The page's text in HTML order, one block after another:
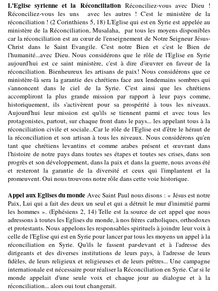
L’Eglise syrienne et la Réconciliation Réconciliez-vous avec Dieu !
Réconciliez-vous les uns avec les autres ! C'est le ministère de la
réconciliation ! (2 Corinthiens 5, 18) L'Eglise qui est en Syrie est appelée au
ministère de la Réconciliation, Musalaha, par tous les moyens disponibles
car la réconciliation est au cœur de l'enseignement de Notre Seigneur Jésus-
Christ dans le Saint Evangile. C'est notre Bien et c'est le Bien de
l'humanité...avec Dieu. Nous considérons que le rôle de l'Eglise en Syrie
aujourd'hui est ce saint ministère, c'est à dire d'œuvrer en faveur de la
réconciliation. Bienheureux les artisans de paix! Nous considérons que ce
ministère-là sera la garantie des chrétiens face aux lendemains sombres qui
s'annoncent dans le ciel de la Syrie. C'est ainsi que les chrétiens
accompliront la plus grande mission par rapport à leur pays comme,
historiquement, ils s'activèrent pour sa prospérité à tous les niveaux.
Aujourd'hui leur mission est qu'ils se tiennent parmi et avec tous les
protagonistes, partout, sur chaque front dans le pays... les appelant tous à la
réconciliation civile et sociale...Car le rôle de l'Eglise est d'être le héraut de
la réconciliation et son artisan à tous les niveaux. Nous considérons qu'en
tant que chrétiens levantins et comme arabes présent et œuvrant dans
l'histoire de notre pays dans toutes ses étapes et toutes ses crises, dans son
progrès et son développement, dans la paix et dans la guerre, nous avons été
et resteront la garantie de la diversité et ceux qui l'implantent et la
promeuvent. Oui nous trouvons notre rôle dans cette voie historique.
Appel aux Eglises du monde Avec Saint Paul nous disons : « Jésus est notre
Paix, Lui qui a fait des deux un seul et qui a détruit le mur d'inimitié parmi
les hommes ». (Ephésiens 2, 14) Telle est la source de cet appel que nous
adressons à toutes les Eglises du monde, à nos frères catholiques, orthodoxes
et protestants. Nous appelons les responsables spirituels à joindre leur voix à
celle de l'Eglise qui est en Syrie pour lancer par tous les moyens un appel à la
réconciliation en Syrie. Qu'ils le fassent par-devant et à l'adresse des
dirigeants et des diverses institutions de leurs pays, à l'adresse de leurs
fidèles, de leurs religieux et religieuses et de leurs prêtres... Une campagne
internationale est nécessaire pour réaliser la Réconciliation en Syrie. Car si le
monde appelait d'une seule voix et chaque jour au dialogue et à la
réconciliation... alors oui tout changerait.